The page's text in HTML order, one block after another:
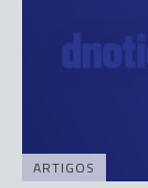
ARTIGOS